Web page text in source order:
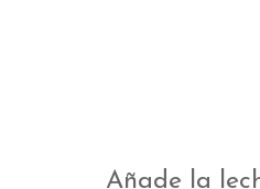
Añade la